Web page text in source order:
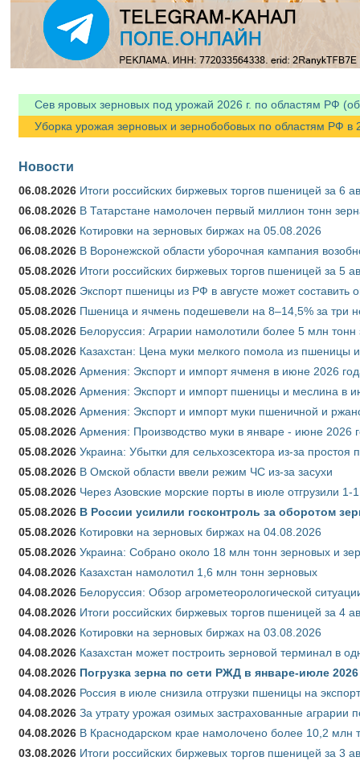
Сев яровых зерновых под урожай 2026 г. по областям РФ
Уборка урожая зерновых и зернобобовых по областям РФ в
Новости
06.08.2026 Итоги российских биржевых торгов пшеницей за 6
06.08.2026 В Татарстане намолочен первый миллион тонн
06.08.2026 Котировки на зерновых биржах на 05.08.2026
06.08.2026 В Воронежской области уборочная кампания
05.08.2026 Итоги российских биржевых торгов пшеницей за 5
05.08.2026 Экспорт пшеницы из РФ в августе может составить
05.08.2026 Пшеница и ячмень подешевели на 8–14,5% за три
05.08.2026 Белоруссия: Аграрии намолотили более 5 млн тонн
05.08.2026 Казахстан: Цена муки мелкого помола из пшеницы
05.08.2026 Армения: Экспорт и импорт ячменя в июне 2026
05.08.2026 Армения: Экспорт и импорт пшеницы и меслина в
05.08.2026 Армения: Экспорт и импорт муки пшеничной и
05.08.2026 Армения: Производство муки в январе - июне 2026
05.08.2026 Украина: Убытки для сельхозсектора из-за простоя
05.08.2026 В Омской области ввели режим ЧС из-за засухи
05.08.2026 Через Азовские морские порты в июле отгрузили
05.08.2026 В России усилили госконтроль за оборотом
05.08.2026 Котировки на зерновых биржах на 04.08.2026
05.08.2026 Украина: Собрано около 18 млн тонн зерновых и
04.08.2026 Казахстан намолотил 1,6 млн тонн зерновых
04.08.2026 Белоруссия: Обзор агрометеорологической
04.08.2026 Итоги российских биржевых торгов пшеницей за 4
04.08.2026 Котировки на зерновых биржах на 03.08.2026
04.08.2026 Казахстан может построить зерновой терминал в
04.08.2026 Погрузка зерна по сети РЖД в январе-июле
04.08.2026 Россия в июле снизила отгрузки пшеницы на
04.08.2026 За утрату урожая озимых застрахованные аграрии
04.08.2026 В Краснодарском крае намолочено более 10,2 млн
03.08.2026 Итоги российских биржевых торгов пшеницей за 3